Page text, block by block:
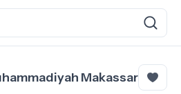
Makassar